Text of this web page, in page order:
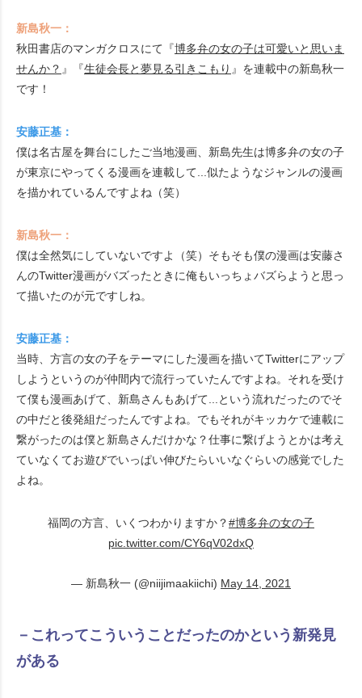
新島秋一：
秋田書店のマンガクロスにて『博多弁の女の子は可愛いと思いま
せんか？ 』『生徒会長と夢見る引きこもり 』を連載中の新島秋一
です！
安藤正基：
僕は名古屋を舞台にしたご当地漫画、新島先生は博多弁の女の子
が東京にやってくる漫画を連載して...似たようなジャンルの漫画
を描かれているんですよね（笑）
新島秋一：
僕は全然気にしていないですよ（笑）そもそも僕の漫画は安藤さ
んのTwitter漫画がバズったときに俺もいっちょバズらようと思っ
て描いたのが元ですしね。
安藤正基：
当時、方言の女の子をテーマにした漫画を描いてTwitterにアップ
しようというのが仲間内で流行っていたんですよね。それを受け
て僕も漫画あげて、新島さんもあげて...という流れだったのでそ
の中だと後発組だったんですよね。でもそれがキッカケで連載に
繋がったのは僕と新島さんだけかな？仕事に繋げようとかは考え
ていなくてお遊びでいっぱい伸びたらいいなぐらいの感覚でした
よね。
福岡の方言、いくつわかりますか？#博多弁の女の子
pic.twitter.com/CY6qV02dxQ
— 新島秋一 (@niijimaakiichi) May 14, 2021
－これってこういうことだったのかという新発見
がある